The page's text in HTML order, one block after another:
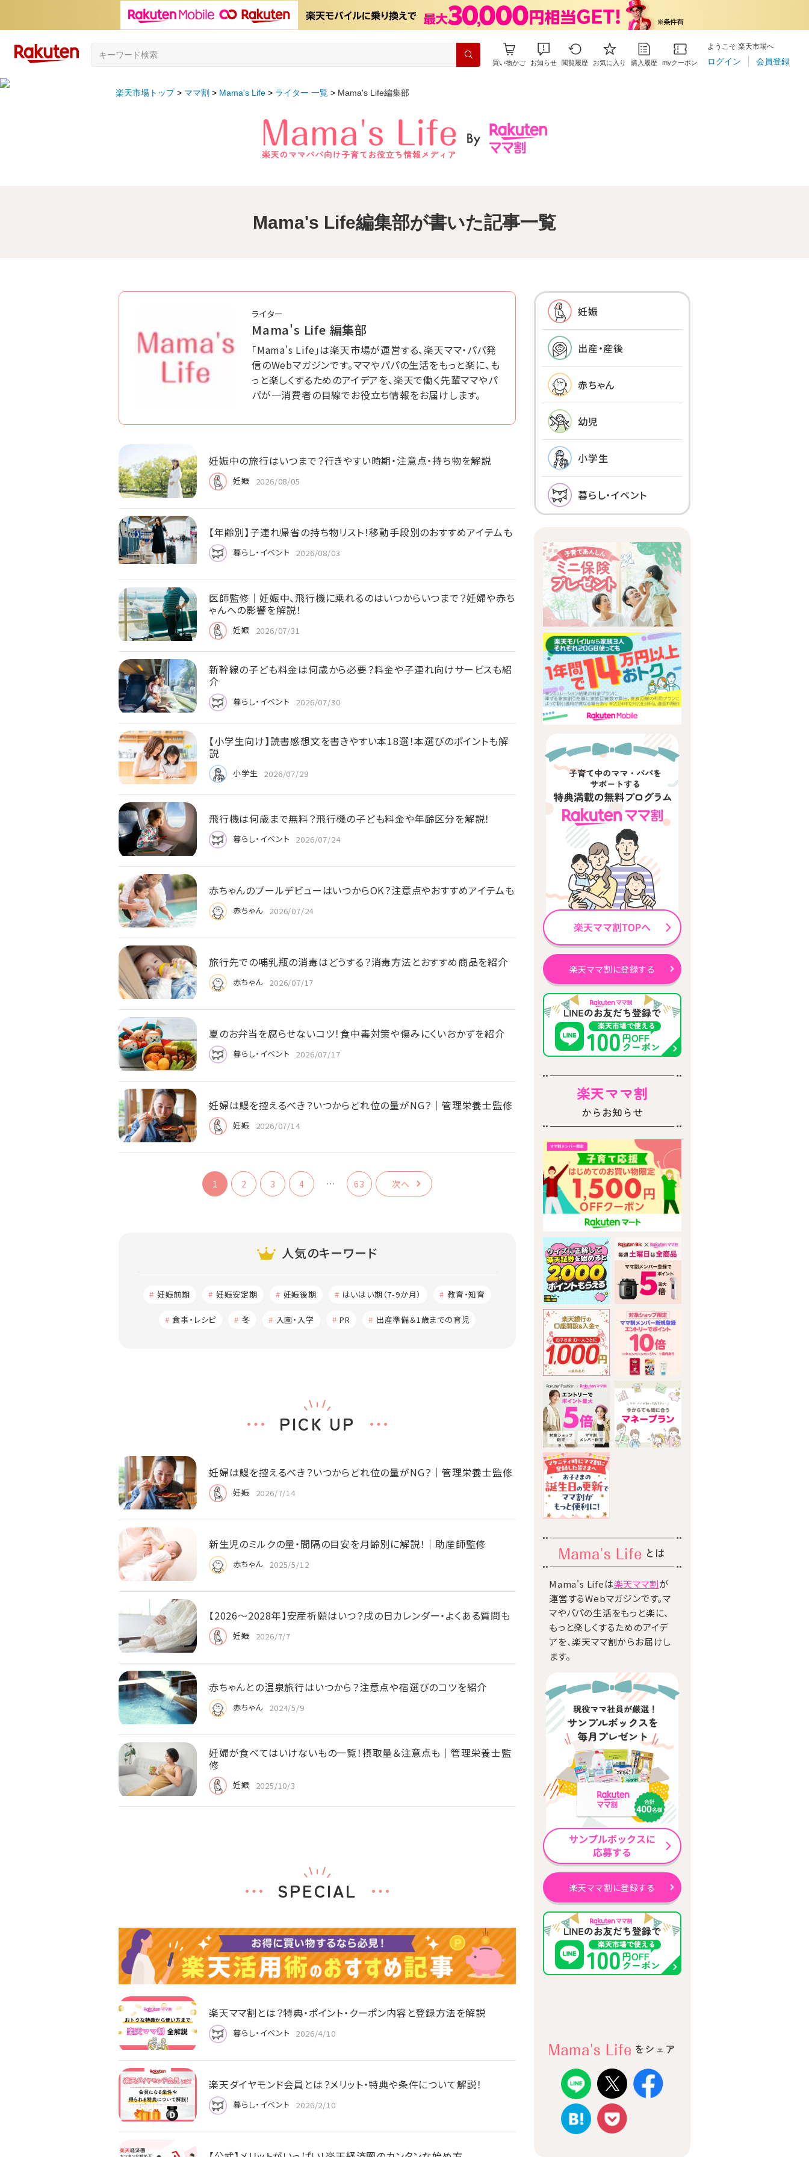
買い物かご お知らせ 閲覧履歴 お気に入り 購入履歴 myクーポン
ようこそ 楽天市場へ
ログイン 会員登録
楽天市場トップ ママ割 Mama's Life ライター 一覧 Mama's Life編集部
Mama's Life編集部が書いた記事一覧
ライター
Mama's Life 編集部
「Mama's Life」は楽天市場が運営する、楽天ママ・パパ発
信のWebマガジンです。ママやパパの生活をもっと楽に、も
っと楽しくするためのアイデアを、楽天で働く先輩ママやパ
パが一消費者の目線でお役立ち情報をお届けします。
妊娠中の旅行はいつまで？行きやすい時期・注意点・持ち物を解説
妊娠 2026/08/05
【年齢別】子連れ帰省の持ち物リスト！移動手段別のおすすめアイテムも
暮らし・イベント 2026/08/03
医師監修｜妊娠中、飛行機に乗れるのはいつからいつまで？妊婦や赤ち
ゃんへの影響を解説！
妊娠 2026/07/31
新幹線の子ども料金は何歳から必要？料金や子連れ向けサービスも紹
介
暮らし・イベント 2026/07/30
【小学生向け】読書感想文を書きやすい本18選！本選びのポイントも解
説
小学生 2026/07/29
飛行機は何歳まで無料？飛行機の子ども料金や年齢区分を解説！
暮らし・イベント 2026/07/24
赤ちゃんのプールデビューはいつからOK？注意点やおすすめアイテムも
赤ちゃん 2026/07/24
旅行先での哺乳瓶の消毒はどうする？消毒方法とおすすめ商品を紹介
赤ちゃん 2026/07/17
夏のお弁当を腐らせないコツ！食中毒対策や傷みにくいおかずを紹介
暮らし・イベント 2026/07/17
妊婦は鰻を控えるべき？いつからどれ位の量がNG？│管理栄養士監修
妊娠 2026/07/14
1 2 3 4 … 63 次へ
人気のキーワード
妊娠前期 妊娠安定期 妊娠後期 はいはい期（7-9か月） 教育・知育
食事・レシピ 冬 入園・入学 PR 出産準備＆1歳までの育児
PICK UP
妊婦は鰻を控えるべき？いつからどれ位の量がNG？│管理栄養士監修
妊娠 2026/7/14
新生児のミルクの量・間隔の目安を月齢別に解説！｜助産師監修
赤ちゃん 2025/5/12
【2026〜2028年】安産祈願はいつ？戌の日カレンダー・よくある質問も
妊娠 2026/7/7
赤ちゃんとの温泉旅行はいつから？注意点や宿選びのコツを紹介
赤ちゃん 2024/5/9
妊婦が食べてはいけないもの一覧！摂取量＆注意点も│管理栄養士監
修
妊娠 2025/10/3
SPECIAL
楽天ママ割とは？特典・ポイント・クーポン内容と登録方法を解説
暮らし・イベント 2026/4/10
楽天ダイヤモンド会員とは？メリット・特典や条件について解説！
暮らし・イベント 2026/2/10
妊娠
出産・産後
赤ちゃん
幼児
小学生
暮らし・イベント
楽天ママ割に登録する
楽天ママ割
からお知らせ
とは
Mama's Lifeは楽天ママ割が
運営するWebマガジンです。マ
マやパパの生活をもっと楽に、
もっと楽しくするためのアイデ
アを、楽天ママ割からお届けし
ます。
楽天ママ割に登録する
をシェア